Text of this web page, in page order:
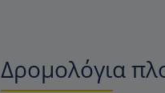
Δρομολόγια